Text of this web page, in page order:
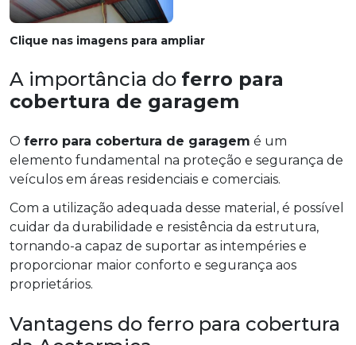
Clique nas imagens para ampliar
A importância do ferro para
cobertura de garagem
O ferro para cobertura de garagem é um
elemento fundamental na proteção e segurança de
veículos em áreas residenciais e comerciais.
Com a utilização adequada desse material, é possível
cuidar da durabilidade e resistência da estrutura,
tornando-a capaz de suportar as intempéries e
proporcionar maior conforto e segurança aos
proprietários.
Vantagens do ferro para cobertura